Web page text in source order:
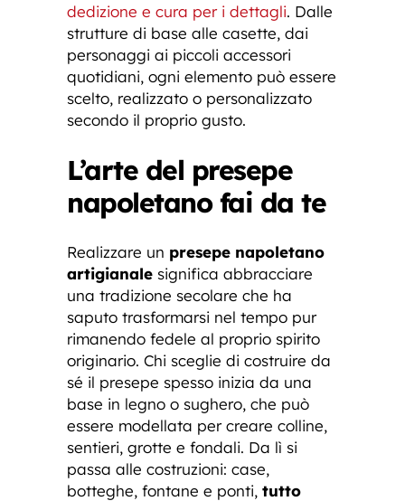
dedizione e cura per i dettagli. Dalle
strutture di base alle casette, dai
personaggi ai piccoli accessori
quotidiani, ogni elemento può essere
scelto, realizzato o personalizzato
secondo il proprio gusto.
L’arte del presepe
napoletano fai da te
Realizzare un presepe napoletano
artigianale significa abbracciare
una tradizione secolare che ha
saputo trasformarsi nel tempo pur
rimanendo fedele al proprio spirito
originario. Chi sceglie di costruire da
sé il presepe spesso inizia da una
base in legno o sughero, che può
essere modellata per creare colline,
sentieri, grotte e fondali. Da lì si
passa alle costruzioni: case,
botteghe, fontane e ponti, tutto